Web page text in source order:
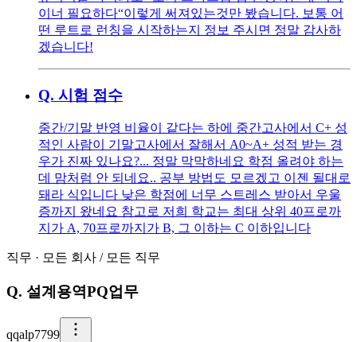
이너 필요하다“이렇게 써져있는것만 봤습니다. 보통 어
떤 루트로 런칭을 시작하는지 정보 주시면 정말 감사하
겠습니다!
Q. 시험 점수
중간/기말 반영 비율이 같다는 하에 중간고사에서 C+ 성
적인 사람이 기말고사에서 잘해서 A0~A+ 성적 받는 경
우가 진짜 있나요?... 정말 막막하네요 학점 올려야 하는
데 맘처럼 안 되네요.. 공부 방법도 모르겠고 이젠 될대로
돼라 식입니다 낮은 학점에 너무 스트레스 받아서 우울
증까지 왔네요 참고로 저희 학교는 최대 상위 40프로까
지가 A, 70프로까지가 B, 그 이하는 C 이하입니다
직무 · 모든 회사 / 모든 직무
Q. 설계용역PQ업무
qqalp7799